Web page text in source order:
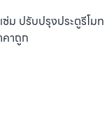
ม ปรับปรุงประตูรีโมท
าถูก